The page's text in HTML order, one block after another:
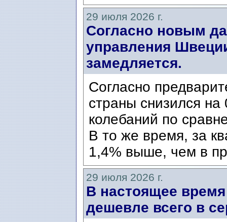
29 июля 2026 г.
Согласно новым
управления
замедляется.
Согласно
страны снизился
колебаний по
В то же время, за
1,4% выше, чем в
29 июля 2026 г.
В настоящее
дешевле всего в